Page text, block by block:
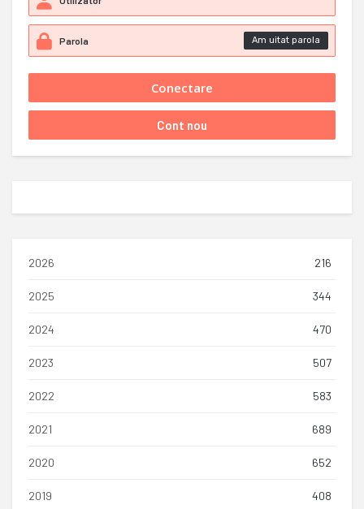
Am uitat parola
2026 216
2025 344
2024 470
2023 507
2022 583
2021 689
2020 652
2019 408